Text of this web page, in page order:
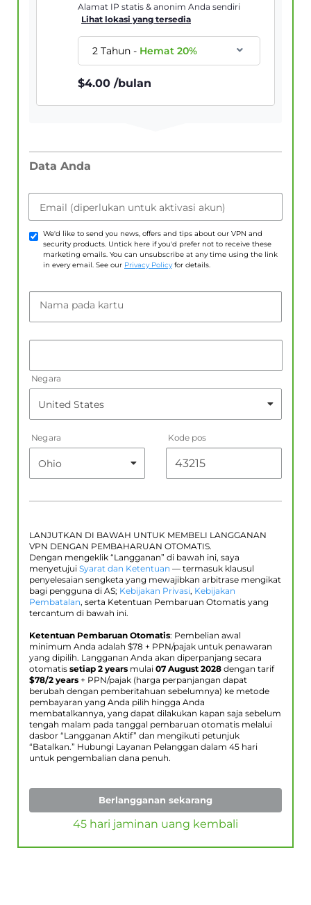
Alamat IP statis & anonim Anda sendiri
Lihat lokasi yang tersedia
2 Tahun- Hemat20%
$4.00 /bulan
Data Anda
Email (diperlukan untuk aktivasi akun)
We'd like to send you news, offers and tips about our VPN and
security products. Untick here if you'd prefer not to receive these
marketing emails. You can unsubscribe at any time using the link
in every email. See our Privacy Policy for details.
Nama pada kartu
Negara
Negara Kode pos
LANJUTKAN DI BAWAH UNTUK MEMBELI LANGGANAN
VPN DENGAN PEMBAHARUAN OTOMATIS.
Dengan mengeklik “Langganan” di bawah ini, saya
menyetujui Syarat dan Ketentuan — termasuk klausul
penyelesaian sengketa yang mewajibkan arbitrase mengikat
bagi pengguna di AS; Kebijakan Privasi, Kebijakan
Pembatalan, serta Ketentuan Pembaruan Otomatis yang
tercantum di bawah ini.
Ketentuan Pembaruan Otomatis: Pembelian awal
minimum Anda adalah $78 + PPN/pajak untuk penawaran
yang dipilih. Langganan Anda akan diperpanjang secara
otomatis setiap 2 years mulai 07 August 2028 dengan tarif
$78/2 years + PPN/pajak (harga perpanjangan dapat
berubah dengan pemberitahuan sebelumnya) ke metode
pembayaran yang Anda pilih hingga Anda
membatalkannya, yang dapat dilakukan kapan saja sebelum
tengah malam pada tanggal pembaruan otomatis melalui
dasbor “Langganan Aktif” dan mengikuti petunjuk
“Batalkan.” Hubungi Layanan Pelanggan dalam 45 hari
untuk pengembalian dana penuh.
Berlangganan sekarang
45 hari jaminan uang kembali